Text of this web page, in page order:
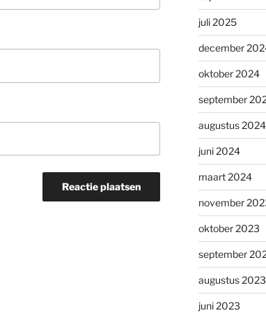
juli 2025
december
oktober 2024
september
augustus 2024
juni 2024
maart 2024
november
oktober 2023
september
augustus 2023
juni 2023